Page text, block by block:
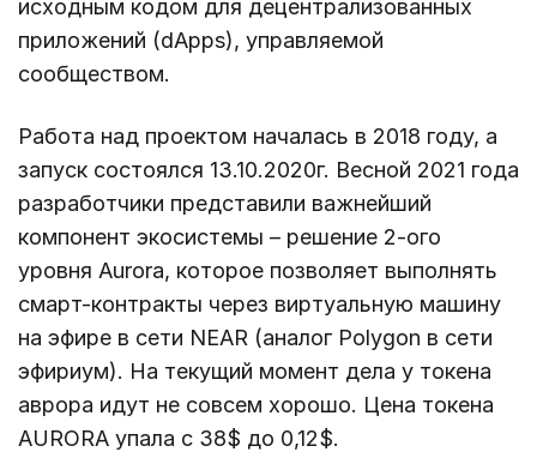
исходным кодом для децентрализованных
приложений (dApps), управляемой
сообществом.
Работа над проектом началась в 2018 году, а
запуск состоялся 13.10.2020г. Весной 2021 года
разработчики представили важнейший
компонент экосистемы – решение 2-ого
уровня Aurora, которое позволяет выполнять
смарт-контракты через виртуальную машину
на эфире в сети NEAR (аналог Polygon в сети
эфириум). На текущий момент дела у токена
аврора идут не совсем хорошо. Цена токена
AURORA упала с 38$ до 0,12$.